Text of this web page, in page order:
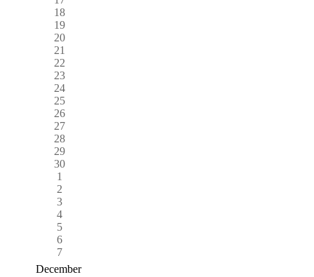
18
19
20
21
22
23
24
25
26
27
28
29
30
1
2
3
4
5
6
7
December